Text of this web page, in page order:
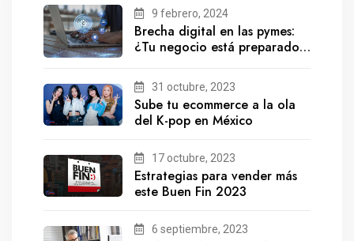
9 febrero, 2024
Brecha digital en las pymes:
¿Tu negocio está preparado
31 octubre, 2023
Sube tu ecommerce a la ola
del K-pop en México
17 octubre, 2023
Estrategias para vender más
este Buen Fin 2023
6 septiembre, 2023